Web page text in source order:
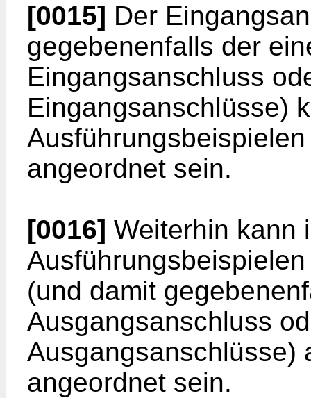
[0015] Der
gegebenenfalls der
Eingangsanschluss
Eingangsanschlüsse)
angeordnet sein.
[0016] Weiterhin kann
(und damit
Ausgangsanschluss
Ausgangsanschlüsse)
angeordnet sein.